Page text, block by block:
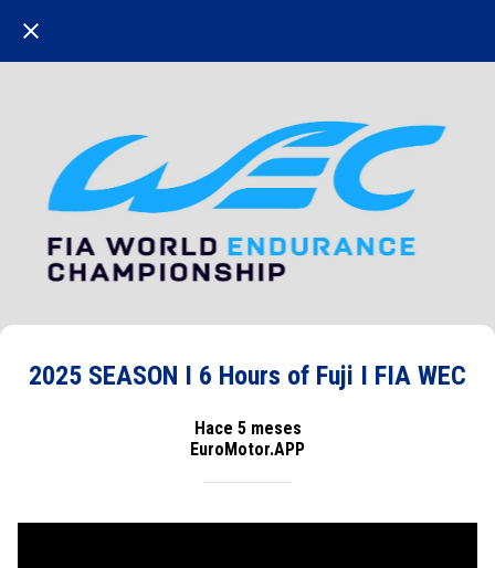
2025 SEASON I 6 Hours of Fuji I FIA WEC
Hace 5 meses
EuroMotor.APP